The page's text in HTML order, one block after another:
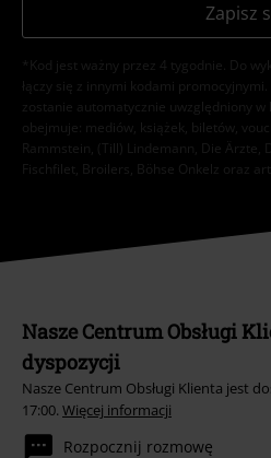
Zapisz
*Kod jest ważny przez 4 tygodnie. Do
łączy się z innymi kodami
zostanie automatycznie uwzględniony w
obejmuje: mediów, książek, biletów,
Rammstein, (Till) Lindemann, Die Ärzte,
Fischfilet, Broilers, Böhse Onkelz oraz
Nasze Centrum Obsługi
dyspozycji
Nasze Centrum Obsługi Klienta jest
17:00. Więcej informacji
Rozpocznij rozmowę